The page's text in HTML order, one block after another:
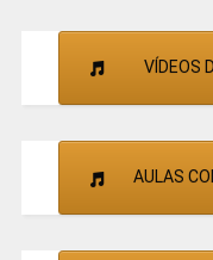
VÍDEOS
AULAS